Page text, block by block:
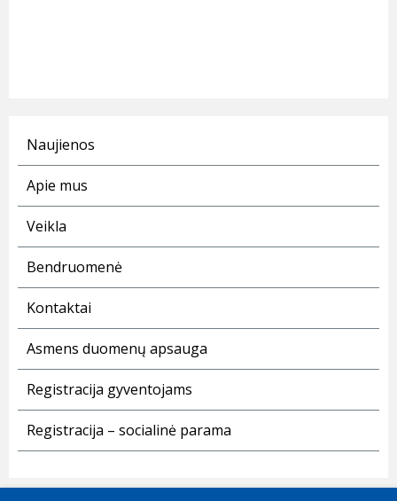
Naujienos
Apie mus
Veikla
Bendruomenė
Kontaktai
Asmens duomenų apsauga
Registracija gyventojams
Registracija – socialinė parama